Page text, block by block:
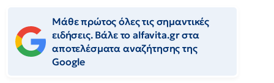
Μάθε πρώτος όλες τις σημαντικές
ειδήσεις. Βάλε το alfavita.gr στα
αποτελέσματα αναζήτησης της
Google